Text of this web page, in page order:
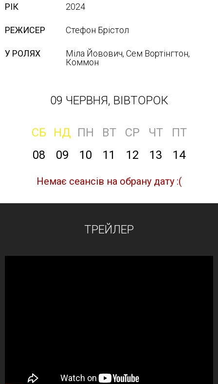
РІК 2024
РЕЖИСЕР Стефон Брістол
У РОЛЯХ
Міла Йовович, Сем Вортінгтон,
Кoммoн
09 ЧЕРВНЯ, ВІВТОРОК
СБ НД ПН ВТ СР ЧТ
ПТ
08
09 10 11 12 13 14
Немає сеансів на обрану дату :(
ТРЕЙЛЕР